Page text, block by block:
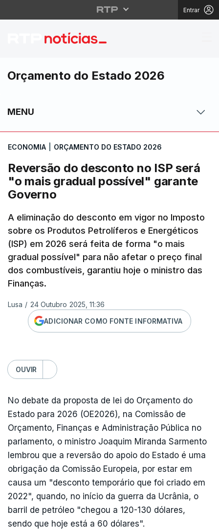
Entrar
Reversão do
Orçamento do Estado 2026
MENU
ECONOMIA ORÇAMENTO DO ESTADO 2026
Reversão do desconto no ISP será
"o mais gradual possível" garante
Governo
A eliminação do desconto em vigor no Imposto
sobre os Produtos Petrolíferos e Energéticos
(ISP) em 2026 será feita de forma "o mais
gradual possível" para não afetar o preço final
dos combustíveis, garantiu hoje o ministro das
Finanças.
Lusa / 24 Outubro 2025, 11:36
ADICIONAR COMO FONTE INFORMATIVA
OUVIR
No debate da proposta de lei do Orçamento do
Estado para 2026 (OE2026), na Comissão de
Orçamento, Finanças e Administração Pública no
parlamento, o ministro Joaquim Miranda Sarmento
lembrou que a reversão do apoio do Estado é uma
obrigação da Comissão Europeia, por estar em
causa um "desconto temporário que foi criado em
2022", quando, no início da guerra da Ucrânia, o
barril de petróleo "chegou a 120-130 dólares,
sendo que hoje está a 60 dólares".